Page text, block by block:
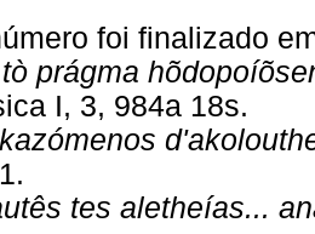
foi finalizado
prágma
I, 3, 984a 18s.
tes aletheías...